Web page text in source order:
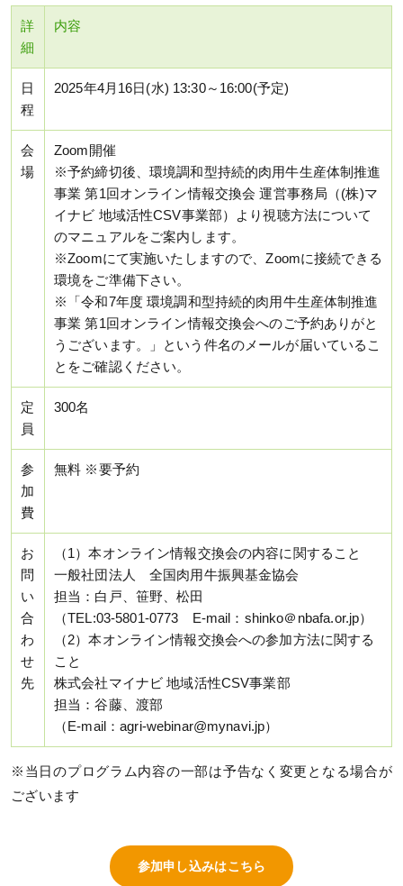
詳
細
内容
日
程
2025年4月16日(水) 13:30～16:00(予定)
会
場
Zoom開催
※予約締切後、環境調和型持続的肉用牛生産体制推進
事業 第1回オンライン情報交換会 運営事務局（(株)マ
イナビ 地域活性CSV事業部）より視聴方法について
のマニュアルをご案内します。
※Zoomにて実施いたしますので、Zoomに接続できる
環境をご準備下さい。
※「令和7年度 環境調和型持続的肉用牛生産体制推進
事業 第1回オンライン情報交換会へのご予約ありがと
うございます。」という件名のメールが届いているこ
とをご確認ください。
定
員
300名
参
加
費
無料 ※要予約
お
問
い
合
わ
せ
先
（1）本オンライン情報交換会の内容に関すること
一般社団法人 全国肉用牛振興基金協会
担当：白戸、笹野、松田
（TEL:03-5801-0773 E-mail：shinko＠nbafa.or.jp）
（2）本オンライン情報交換会への参加方法に関する
こと
株式会社マイナビ 地域活性CSV事業部
担当：谷藤、渡部
（E-mail：agri-webinar@mynavi.jp）
※当日のプログラム内容の一部は予告なく変更となる場合が
ございます
参加申し込みはこちら